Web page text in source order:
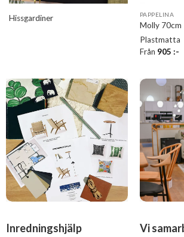
Hissgardiner PAPPELINA
Molly 70cm
Plastmatta
Från 905 :-
Inredningshjälp
Vi